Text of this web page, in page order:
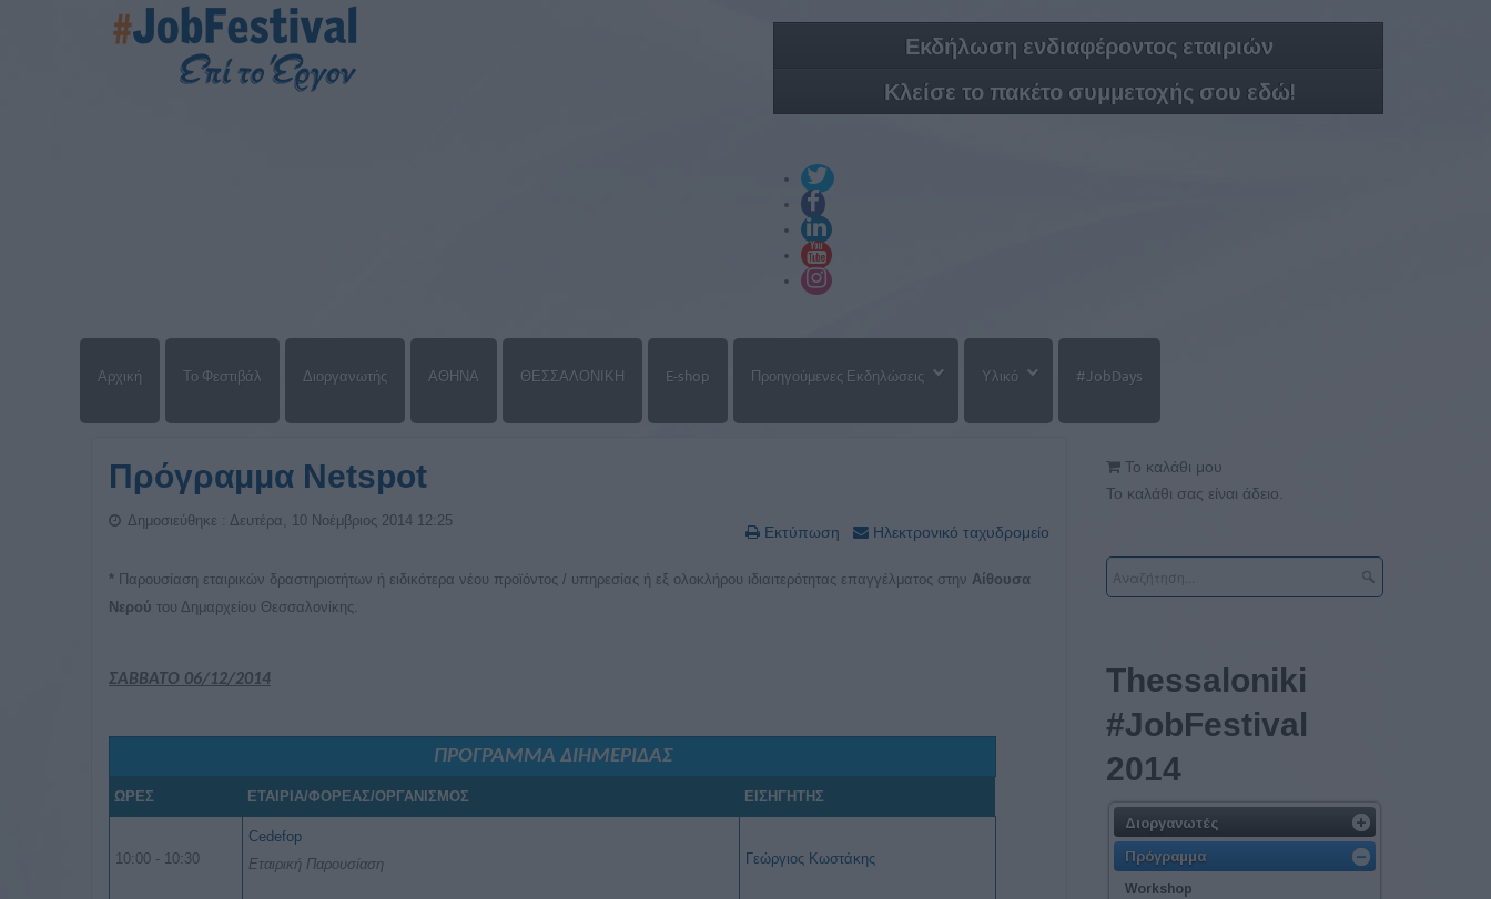
Εκδήλωση ενδιαφέροντος εταιριών
Κλείσε το πακέτο συμμετοχής σου εδώ!
Αρχική Το Φεστιβάλ Διοργανωτής ΑΘΗΝΑ ΘΕΣΣΑΛΟΝΙΚΗ E-shop Προηγούμενες Εκδηλώσεις Υλικό #JobDays
Πρόγραμμα Netspot
Εκτύπωση Ηλεκτρονικό ταχυδρομείο
Δημοσιεύθηκε : Δευτέρα, 10 Νοέμβριος 2014 12:25
* Παρουσίαση εταιρικών δραστηριοτήτων ή ειδικότερα νέου προϊόντος / υπηρεσίας ή εξ ολοκλήρου ιδιαιτερότητας επαγγέλματος στην Αίθουσα
Νερού του Δημαρχείου Θεσσαλονίκης.
ΣΑΒΒΑΤΟ 06/12/2014
ΠΡΟΓΡΑΜΜΑ ΔΙΗΜΕΡΙΔΑΣ
ΩΡΕΣ ΕΤΑΙΡΙΑ/ΦΟΡΕΑΣ/ΟΡΓΑΝΙΣΜΟΣ ΕΙΣΗΓΗΤΗΣ
10:00 - 10:30
Cedefop
Εταιρική Παρουσίαση
Γεώργιος Κωστάκης
Το καλάθι μου
Το καλάθι σας είναι άδειο.
Thessaloniki
#JobFestival
2014
Διοργανωτές
Πρόγραμμα
Workshop